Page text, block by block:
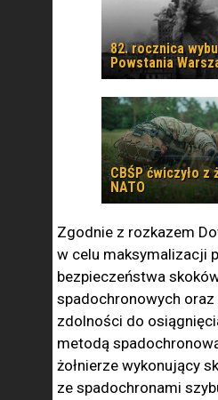
82. rocznica
Powstania
CBŚP ćwiczyło z
NATO
Zgodnie z rozkazem
w celu maksymalizacji
bezpieczeństwa
spadochronowych
zdolności do
metodą
żołnierze wykonujący
ze spadochronami